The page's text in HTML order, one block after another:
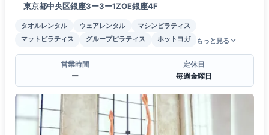
東京都中央区銀座3ー3ー1ZOE銀座4F
タオルレンタル ウェアレンタル
マシンピラティス
マットピラティス
グループピラティス ホットヨガ もっと見る
営業時間
ー
定休日
毎週金曜日